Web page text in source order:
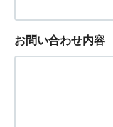
お問い合わせ内容